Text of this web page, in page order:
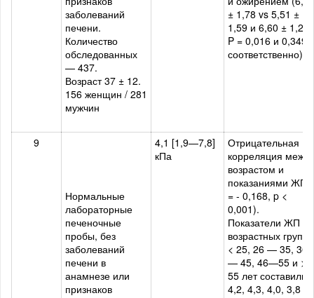
заболеваний
печени.
Количество
обследованных
— 437.
Возраст 37 ± 12.
156 женщин / 281
мужчин
± 1,78 vs 5,51 ±
1,59 и 6,60 ± 1,21;
P = 0,016 и 0,349
соответственно)
9
Нормальные
лабораторные
печеночные
пробы, без
заболеваний
печени в
анамнезе или
признаков
4,1 [1,9—7,8]
кПа
Отрицательная
корреляция между
возрастом и
показаниями ЖП
= - 0,168, p <
0,001).
Показатели ЖП в
возрастных
< 25, 26 — 35, 36
— 45, 46—55 и >
55 лет составили
4,2, 4,3, 4,0, 3,8 и